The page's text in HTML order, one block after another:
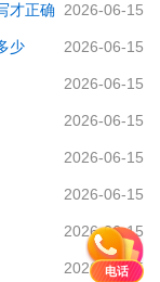
才正确 2026-06-15
少 2026-06-15
2026-06-15
2026-06-15
2026-06-15
2026-06-15
2026-06-15
2026-06-15
电话